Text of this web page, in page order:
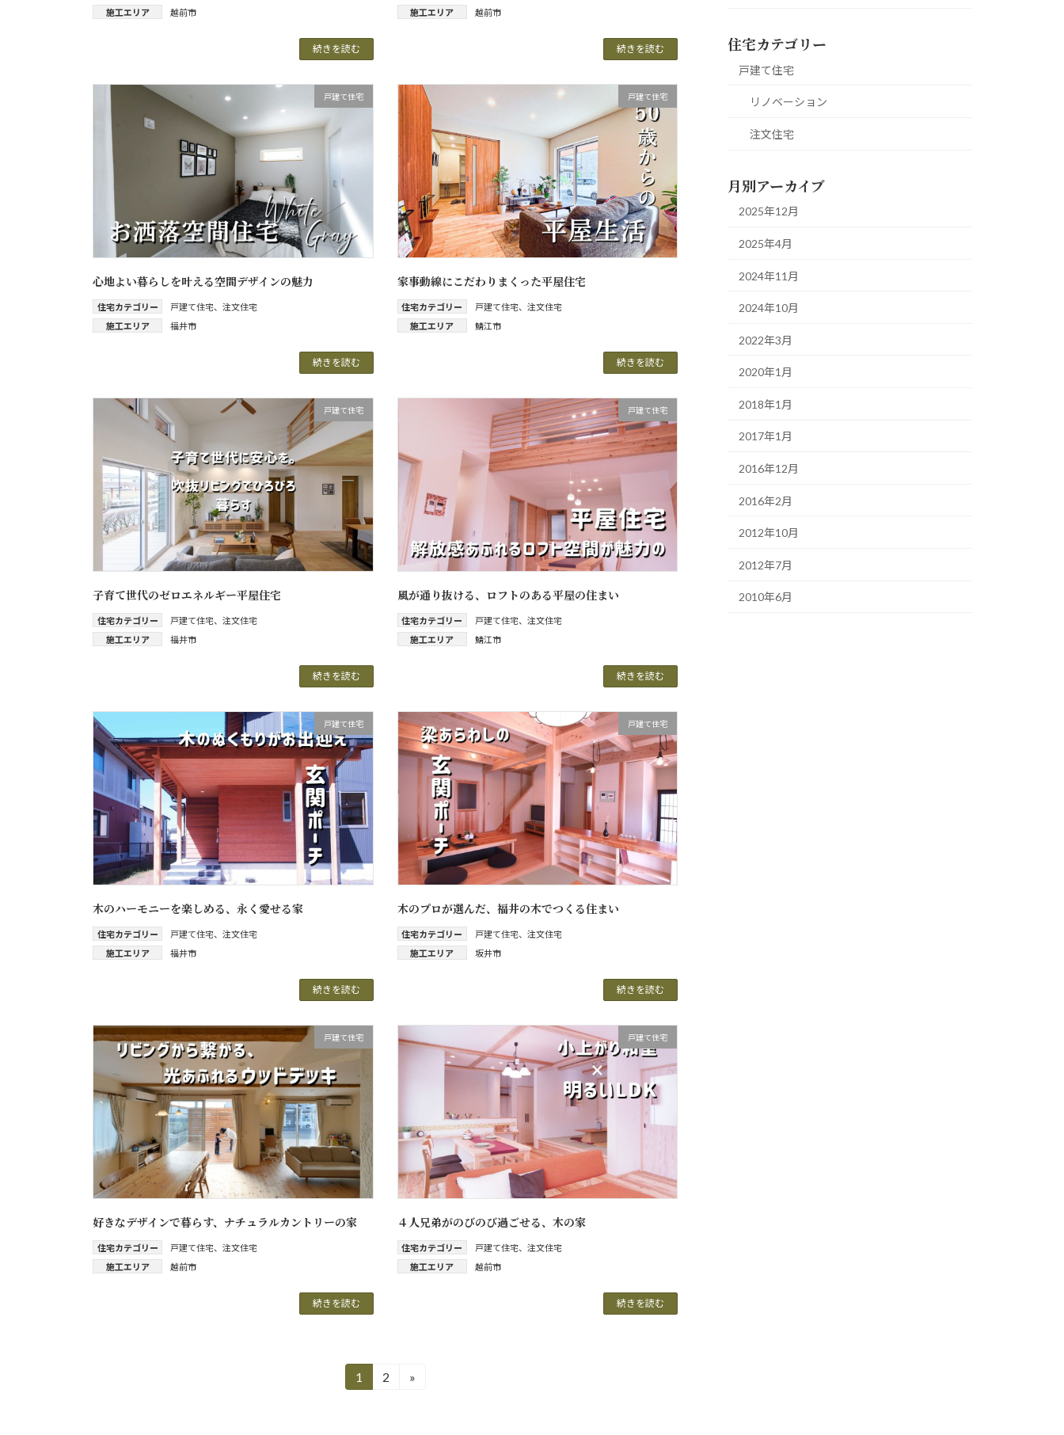
施工エリア
越前市
続きを読む
施工エリア
越前市
続きを読む
戸建て住宅
心地よい暮らしを叶える空間デザインの魅力
住宅カテゴリー 戸建て住宅、 注文住宅
施工エリア
福井市
続きを読む
戸建て住宅
家事動線にこだわりまくった平屋住宅
住宅カテゴリー 戸建て住宅、 注文住宅
施工エリア
鯖江市
続きを読む
戸建て住宅
子育て世代のゼロエネルギー平屋住宅
住宅カテゴリー 戸建て住宅、 注文住宅
施工エリア
福井市
続きを読む
戸建て住宅
風が通り抜ける、ロフトのある平屋の住まい
住宅カテゴリー 戸建て住宅、 注文住宅
施工エリア
鯖江市
続きを読む
戸建て住宅
木のハーモニーを楽しめる、永く愛せる家
住宅カテゴリー 戸建て住宅、 注文住宅
施工エリア
福井市
続きを読む
戸建て住宅
木のプロが選んだ、福井の木でつくる住まい
住宅カテゴリー 戸建て住宅、 注文住宅
施工エリア
坂井市
続きを読む
戸建て住宅
好きなデザインで暮らす、ナチュラルカントリーの家
住宅カテゴリー 戸建て住宅、 注文住宅
施工エリア
越前市
続きを読む
戸建て住宅
４人兄弟がのびのび過ごせる、木の家
住宅カテゴリー 戸建て住宅、 注文住宅
施工エリア
越前市
続きを読む
固
1
固
2 »
住宅カテゴリー
戸建て住宅
リノベーション
注文住宅
月別アーカイブ
2025年12月
2025年4月
2024年11月
2024年10月
2022年3月
2020年1月
2018年1月
2017年1月
2016年12月
2016年2月
2012年10月
2012年7月
2010年6月